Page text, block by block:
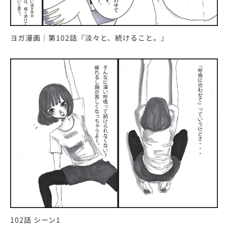
ヨガ漫画｜第102話『淡々と、続けること。』
102話 シーン1